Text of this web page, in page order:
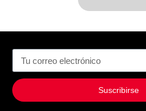
Suscribirse